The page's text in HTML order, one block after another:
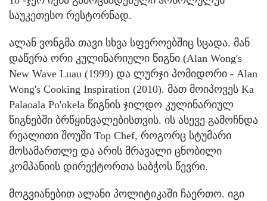
საუკეთესო რესტორნად.
ალან ვონგმა თავი სხვა სფეროებშიც სცადა. მან
დაწერა ორი კულინარიული წიგნი (Alan Wong's
New Wave Luau (1999) და ლურჯი პომიდორი - Alan
Wong's Cooking Inspiration (2010). მათ მოიპოვეს Ka
Palaoala Po'okela წიგნის ჯილდო კულინარიულ
წიგნებში ბრწყინვალებისთვის. ის ასევე გამოჩნდა
რეალითი შოუში Top Chef, როგორც სტუმარი
მოსამართლე და არის მრავალი ცნობილი
კომპანიის დირექტორთა საბჭოს წევრი.
მოგვიანებით ალანი პოლიტიკაში ჩაერთო. იგი